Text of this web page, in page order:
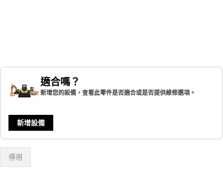
適合嗎？
新增您的設備，查看此零件是否適合或是否提供維修選項。
新增設備
停用